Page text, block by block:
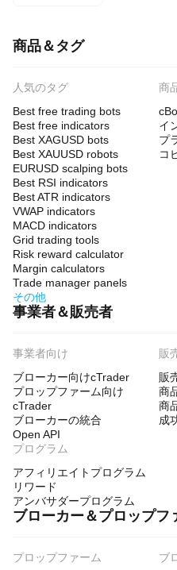
商品＆タグ
人気のタグ
Best free trading bots
Best free indicators
Best XAGUSD bots
Best XAUUSD robots
EURUSD scalping bots
Best RSI indicators
Best ATR indicators
VWAP indicators
MACD indicators
Grid trading tools
Risk reward calculator
Margin calculators
Trade manager panels
その他
商
イ
プ
コ
事業者＆販売者
事業者向け
ブローカー向けcTrader
プロップファーム向け
cTrader
ブローカーの統合
Open API
販
販
商
商
成
プログラム
アフィリエイトプログラム
リワード
アンバサダープログラム
ブローカー＆プロップフ
プロップファーム
ブ